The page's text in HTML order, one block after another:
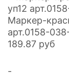
Маркер-
арт.0158-
189.87 руб
-